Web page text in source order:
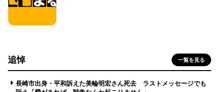
追悼 一覧を見る
長崎市出身・平和訴えた美輪明宏さん死去 ラストメッセージでも